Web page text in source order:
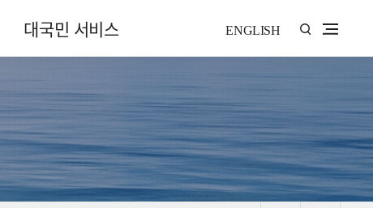
대국민 서비스 ENGLISH